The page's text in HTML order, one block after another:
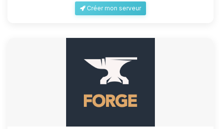
Créer mon serveur